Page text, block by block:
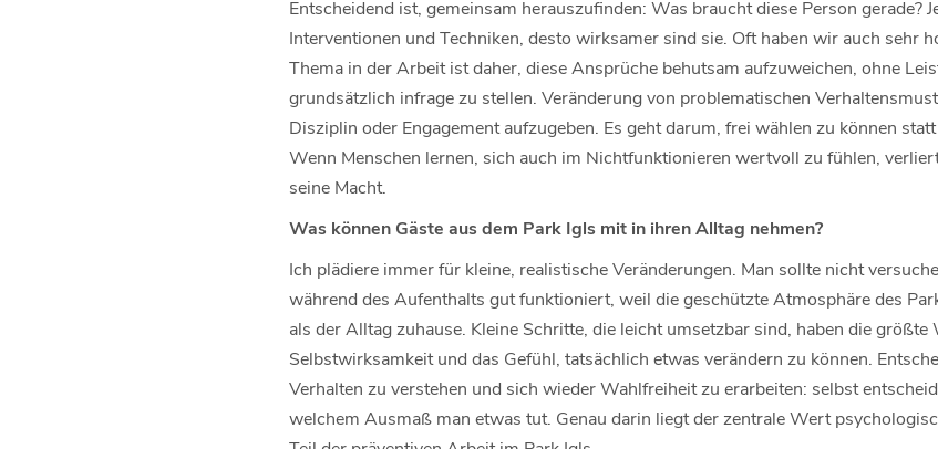
Entscheidend ist, gemeinsam herauszufinden: Was braucht diese Person gerade?
Interventionen und Techniken, desto wirksamer sind sie. Oft haben wir auch sehr
Thema in der Arbeit ist daher, diese Ansprüche behutsam aufzuweichen, ohne
grundsätzlich infrage zu stellen. Veränderung von problematischen
Disziplin oder Engagement aufzugeben. Es geht darum, frei wählen zu können
Wenn Menschen lernen, sich auch im Nichtfunktionieren wertvoll zu fühlen,
seine Macht.
Was können Gäste aus dem Park Igls mit in ihren Alltag nehmen?
Ich plädiere immer für kleine, realistische Veränderungen. Man sollte nicht
während des Aufenthalts gut funktioniert, weil die geschützte Atmosphäre des
als der Alltag zuhause. Kleine Schritte, die leicht umsetzbar sind, haben die
Selbstwirksamkeit und das Gefühl, tatsächlich etwas verändern zu können.
Verhalten zu verstehen und sich wieder Wahlfreiheit zu erarbeiten: selbst
welchem Ausmaß man etwas tut. Genau darin liegt der zentrale Wert